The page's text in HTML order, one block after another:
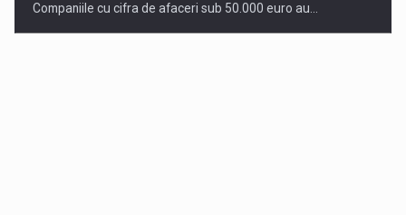
Companiile cu cifra de afaceri sub 50.000 euro au…